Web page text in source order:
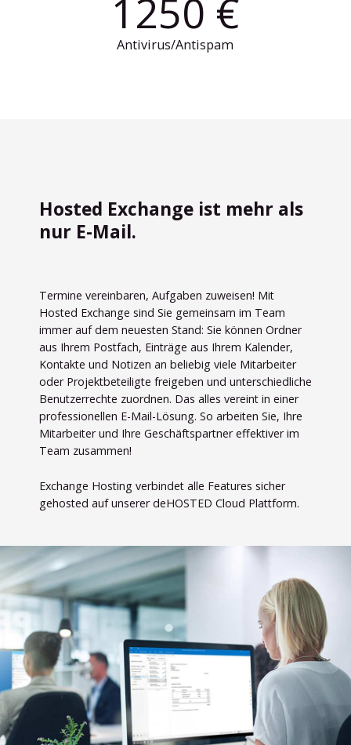
1250 €
Antivirus/Antispam
Hosted Exchange ist mehr als
nur E-Mail.
Termine vereinbaren, Aufgaben zuweisen! Mit
Hosted Exchange sind Sie gemeinsam im Team
immer auf dem neuesten Stand: Sie können Ordner
aus Ihrem Postfach, Einträge aus Ihrem Kalender,
Kontakte und Notizen an beliebig viele Mitarbeiter
oder Projektbeteiligte freigeben und unterschiedliche
Benutzerrechte zuordnen. Das alles vereint in einer
professionellen E-Mail-Lösung. So arbeiten Sie, Ihre
Mitarbeiter und Ihre Geschäftspartner effektiver im
Team zusammen!
Exchange Hosting verbindet alle Features sicher
gehosted auf unserer deHOSTED Cloud Plattform.